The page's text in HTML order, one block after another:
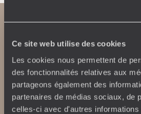
Ce site web utilise des cookies
Les cookies nous permettent de
des fonctionnalités relatives aux
partageons également des
partenaires de médias sociaux, de
celles-ci avec d'autres
Abonnez-vous à notre newsletter